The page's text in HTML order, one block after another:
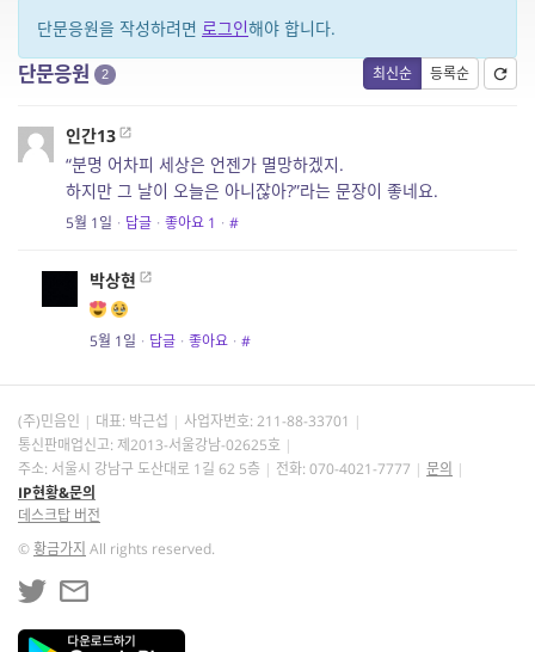
단문응원을 작성하려면 로그인해야 합니다.
최신순 등록순
단문응원 2
인간13
“분명 어차피 세상은 언젠가 멸망하겠지.
하지만 그 날이 오늘은 아니잖아?”라는 문장이 좋네요.
5월 1일 · 답글 · 좋아요 1 · #
박상현
5월 1일 · 답글 · 좋아요 · #
(주)민음인 대표: 박근섭 사업자번호: 211-88-33701
통신판매업신고: 제2013-서울강남-02625호
주소: 서울시 강남구 도산대로 1길 62 5층
전화: 070-4021-7777
문의
IP현황&문의
데스크탑 버전
©황금가지 All rights reserved.